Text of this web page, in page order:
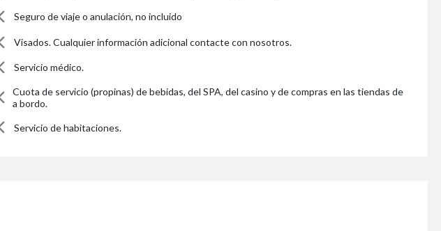
Seguro de viaje o anulación, no incluido
Visados. Cualquier información adicional contacte con nosotros.
Servicio médico.
Cuota de servicio (propinas) de bebidas, del SPA, del casino y de compras en las tiendas de
a bordo.
Servicio de habitaciones.